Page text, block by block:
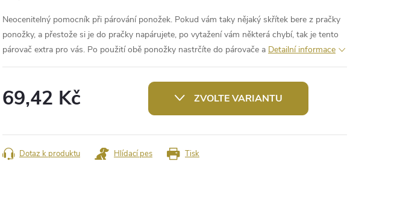
Neocenitelný pomocník při párování ponožek. Pokud vám taky nějaký skřítek bere z pračky
ponožky, a přestože si je do pračky napárujete, po vytažení vám některá chybí, tak je tento
párovač extra pro vás. Po použití obě ponožky nastrčíte do párovače a Detailní informace
69,42 Kč ZVOLTE VARIANTU
Tisk
Dotaz k produktu Hlídací pes